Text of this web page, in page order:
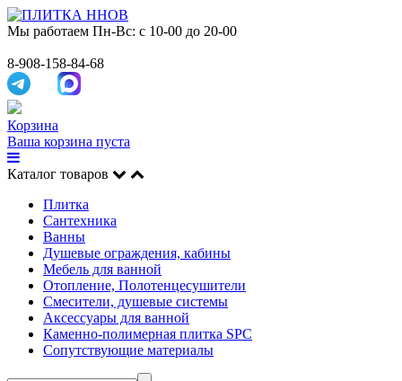
Мы работаем Пн-Вс: с 10-00 до 20-00
8-908-158-84-68
Корзина
Ваша корзина пуста
Каталог товаров
Плитка
Сантехника
Ванны
Душевые ограждения, кабины
Мебель для ванной
Отопление, Полотенцесушители
Смесители, душевые системы
Аксессуары для ванной
Каменно-полимерная плитка SPC
Сопутствующие материалы